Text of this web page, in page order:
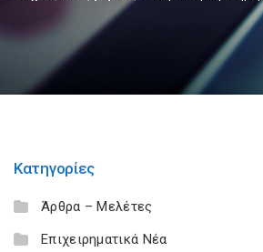
Κατηγορίες
Άρθρα – Μελέτες
Επιχειρηματικά Νέα